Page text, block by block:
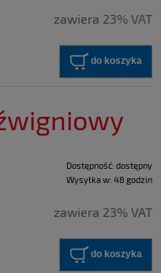
zawiera 23% VAT
do koszyka
Dostępność: dostępny
Wysyłka w: 48 godzin
zawiera 23% VAT
do koszyka